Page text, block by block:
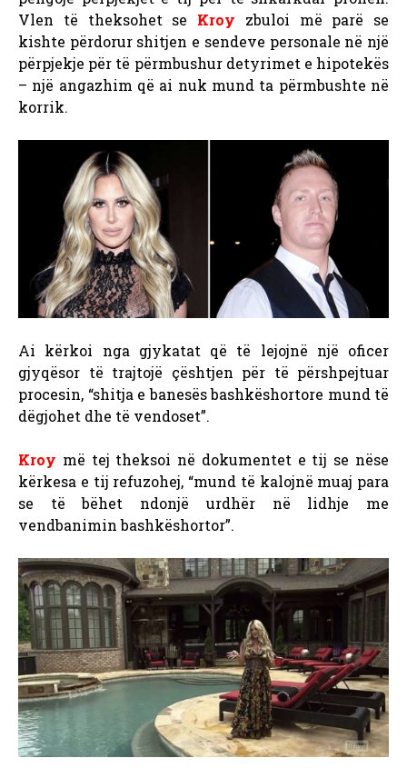
Vlen të theksohet se Kroy zbuloi më parë se
kishte përdorur shitjen e sendeve personale në një
përpjekje për të përmbushur detyrimet e hipotekës
– një angazhim që ai nuk mund ta përmbushte në
korrik.
Ai kërkoi nga gjykatat që të lejojnë një oficer
gjyqësor të trajtojë çështjen për të përshpejtuar
procesin, “shitja e banesës bashkëshortore mund të
dëgjohet dhe të vendoset”.
Kroy më tej theksoi në dokumentet e tij se nëse
kërkesa e tij refuzohej, “mund të kalojnë muaj para
se të bëhet ndonjë urdhër në lidhje me
vendbanimin bashkëshortor”.